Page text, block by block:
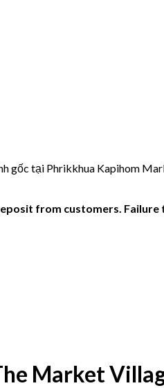
gốc tại Phrikkhua Kapihom
from customers.
Market